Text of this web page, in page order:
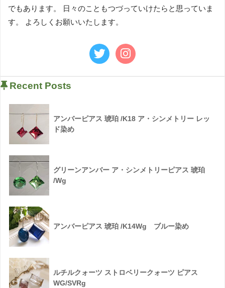
でもあります。 日々のこともつづっていけたらと思っていま
す。 よろしくお願いいたします。
Recent Posts
アンバーピアス 琥珀 /K18 ア・シンメトリー レッ
ド染め
グリーンアンバー ア・シンメトリーピアス 琥珀
/Wg
アンバーピアス 琥珀 /K14Wg ブルー染め
ルチルクォーツ ストロベリークォーツ ピアス
WG/SVRg